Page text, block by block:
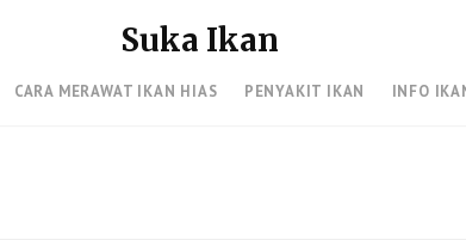
Suka Ikan
CARA MERAWAT IKAN HIAS PENYAKIT IKAN INFO